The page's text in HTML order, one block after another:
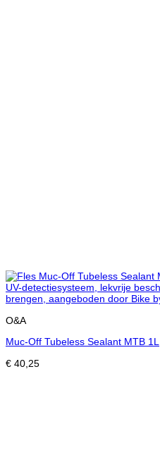
O&A
Muc-Off Tubeless Sealant MTB 1L
€ 40,25